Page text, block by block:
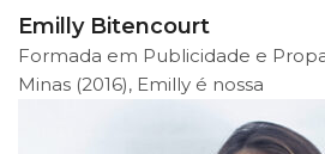
Emilly Bitencourt
Formada em Publicidade e
Minas (2016), Emilly é nossa